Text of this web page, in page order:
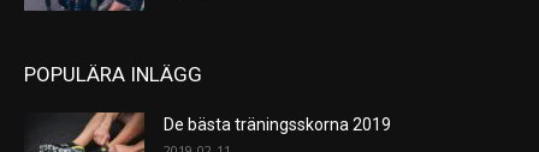
POPULÄRA INLÄGG
De bästa träningsskorna 2019